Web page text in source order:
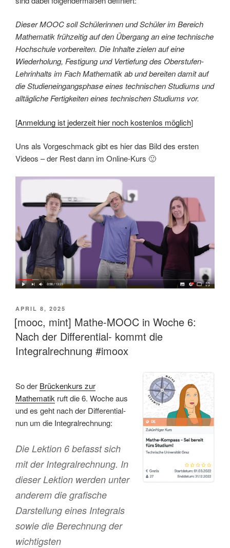
Dieser MOOC soll Schülerinnen und Schüler im Bereich
Mathematik frühzeitig auf den Übergang an eine technische
Hochschule vorbereiten. Die Inhalte zielen auf eine
Wiederholung, Festigung und Vertiefung des Oberstufen-
Lehrinhalts im Fach Mathematik ab und bereiten damit auf
die Studieneingangsphase eines technischen Studiums und
alltägliche Fertigkeiten eines technischen Studiums vor.
[Anmeldung ist jederzeit hier noch kostenlos möglich]
Uns als Vorgeschmack gibt es hier das Bild des ersten
Videos – der Rest dann im Online-Kurs 🙂
VERÖFFENTLICHT
AM
APRIL 8, 2025
[mooc, mint] Mathe-MOOC in Woche 6:
Nach der Differential- kommt die
Integralrechnung #imoox
So der Brückenkurs zur
Mathematik ruft die 6. Woche aus
und es geht nach der Differential-
nun um die Integralrechnung:
Die Lektion 6 befasst sich
mit der Integralrechnung. In
dieser Lektion werden unter
anderem die grafische
Darstellung eines Integrals
sowie die Berechnung der
wichtigsten